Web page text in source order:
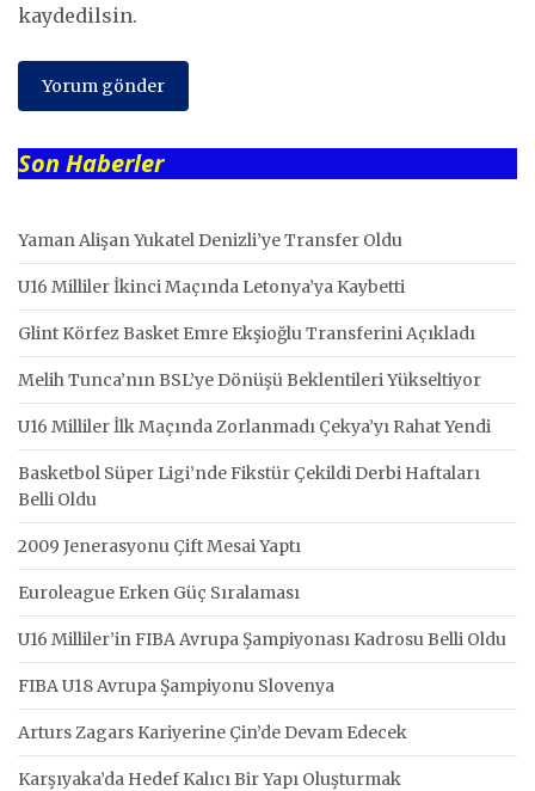
kaydedilsin.
Son Haberler
Yaman Alişan Yukatel Denizli’ye Transfer Oldu
U16 Milliler İkinci Maçında Letonya’ya Kaybetti
Glint Körfez Basket Emre Ekşioğlu Transferini Açıkladı
Melih Tunca’nın BSL’ye Dönüşü Beklentileri Yükseltiyor
U16 Milliler İlk Maçında Zorlanmadı Çekya’yı Rahat Yendi
Basketbol Süper Ligi’nde Fikstür Çekildi Derbi Haftaları
Belli Oldu
2009 Jenerasyonu Çift Mesai Yaptı
Euroleague Erken Güç Sıralaması
U16 Milliler’in FIBA Avrupa Şampiyonası Kadrosu Belli Oldu
FIBA U18 Avrupa Şampiyonu Slovenya
Arturs Zagars Kariyerine Çin’de Devam Edecek
Karşıyaka’da Hedef Kalıcı Bir Yapı Oluşturmak